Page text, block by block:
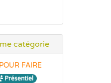
catégorie
FAIRE
Présentiel